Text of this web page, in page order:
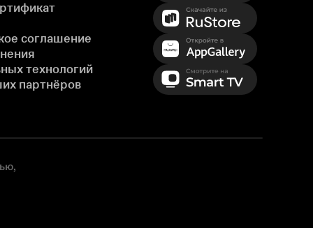
соглашение
технологий
партнёров